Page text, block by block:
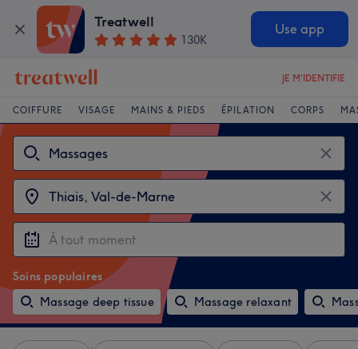
Treatwell
130K
Use app
JE M'IDENTIFIE
COIFFURE VISAGE MAINS & PIEDS ÉPILATION CORPS
Soins populaires
Massage deep tissue
Massage relaxant